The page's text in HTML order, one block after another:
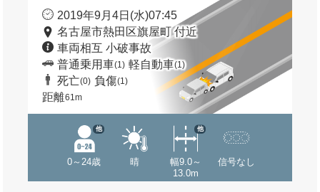
2019年9月4日(水)07:45
名古屋市熱田区旗屋町 付近
車両相互 小破事故
普通乗用車(1) 軽自動車(1)
死亡(0) 負傷(1)
距離61m
0～24歳
他
晴
幅9.0～
13.0m
他
信号なし